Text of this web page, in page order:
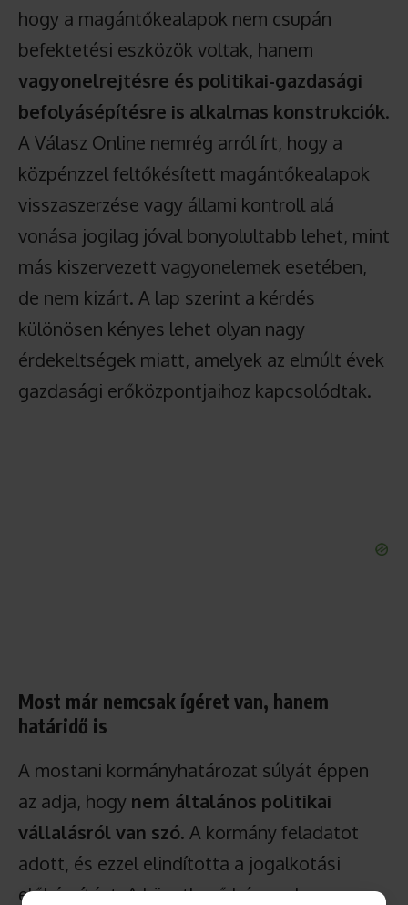
hogy a magántőkealapok nem csupán
befektetési eszközök voltak, hanem
vagyonelrejtésre és politikai-gazdasági
befolyásépítésre is alkalmas konstrukciók.
A Válasz Online nemrég arról írt, hogy a
közpénzzel feltőkésített magántőkealapok
visszaszerzése vagy állami kontroll alá
vonása jogilag jóval bonyolultabb lehet, mint
más kiszervezett vagyonelemek esetében,
de nem kizárt. A lap szerint a kérdés
különösen kényes lehet olyan nagy
érdekeltségek miatt, amelyek az elmúlt évek
gazdasági erőközpontjaihoz kapcsolódtak.
Most már nemcsak ígéret van, hanem
határidő is
A mostani kormányhatározat súlyát éppen
az adja, hogy nem általános politikai
vállalásról van szó. A kormány feladatot
adott, és ezzel elindította a jogalkotási
előkészítést. A következő hónapok nagy